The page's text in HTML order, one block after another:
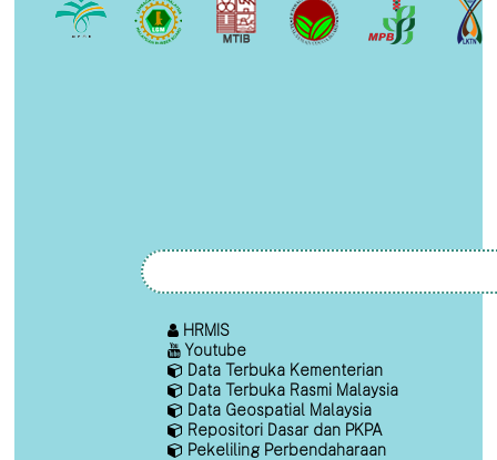
HRMIS
Youtube
Data Terbuka Kementerian
Data Terbuka Rasmi Malaysia
Data Geospatial Malaysia
Repositori Dasar dan PKPA
Pekeliling Perbendaharaan